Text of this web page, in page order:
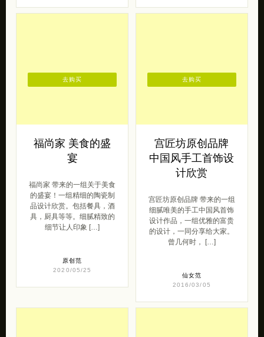
福尚家 美食的盛
宴
福尚家 带来的一组关于美食
的盛宴！一组精细的陶瓷制
品设计欣赏。包括餐具，酒
具，厨具等等。细腻精致的
细节让人印象 […]
原创范
2020/05/25
去购买
宫匠坊原创品牌
中国风手工首饰设
计欣赏
宫匠坊原创品牌 带来的一组
细腻唯美的手工中国风首饰
设计作品，一组优雅的富贵
的设计，一同分享给大家。
曾几何时， […]
仙女范
2016/03/05
去购买